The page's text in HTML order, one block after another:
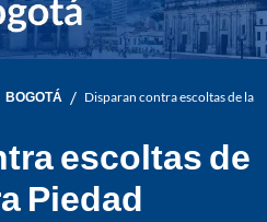
BOGOTÁ / Disparan contra escoltas de la
escoltas de
Piedad